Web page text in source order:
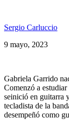
Sergio Carluccio
9 mayo, 2023
Gabriela Garrido
Comenzó a
seinició en guitarra
tecladista de la
desempeñó como